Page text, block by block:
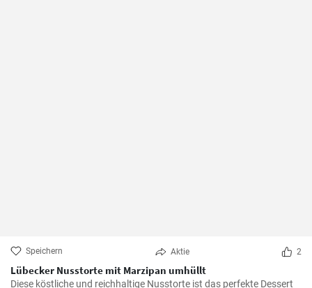
Speichern Aktie 2
Lübecker Nusstorte mit Marzipan umhüllt
Diese köstliche und reichhaltige Nusstorte ist das perfekte Dessert